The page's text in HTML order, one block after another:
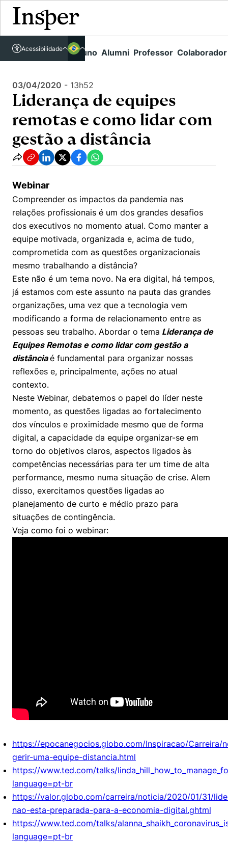
Links rápidos Aluno Alumni Professor Colaborador
Acessibilidade
Acessível em libras
Vestibular
Graduação
Todas as Engenharias
Engenharia de Computação
Engenharia de Produção
Engenharia Mecânica
Engenharia Mecatrônica
Pós-Graduação
Direito
Economia
Finanças
Negócios
Políticas Públicas
Sustentabilidade
Tecnologia e Dados
Educação Executiva
Busca por Áreas de Conhecimento
Quem Somos
Internacional
Núcleo de Carreiras
Hub de Inovação e Empreendedorismo
Como funciona
Prêmio Duda Ermírio de Moraes
Como funciona
Resolução Eficaz de Problemas
Oportunidade de Negócios
Trabalhe conosco
Sala de Imprensa
Comunidade Transforme
Missão
Projetos Sociais
Pesquisa
Pesquisa no Insper
Centros de Conhecimento
Cátedras
Centro de Dados e IA
Biblioteca Telles
Repositório Institucional
Pesquisa na Graduação
Seminários Acadêmicos
Comitê de Ética em Pesquisa
Conteúdos
Carreiras e Cursos
Eventos
Newsletters
Youtube
Instagram
Linkedin
Unidades Acadêmicas
Gestão e Economia
Direito
Corpo Docente
Busca por docentes
Áreas de Conhecimento
Prêmios de Excelência
Ensino e aprendizagem
Fale Conosco
Atendimento
Visite o Insper
Canal de Ética
Ouvidoria
Portal da Privacidade
Insper - Home Page\Agenda de Eventos - arquivo \
Liderança de equipes remotas e como lidar com gestão a distância
03/04/2020 - 13h52
Liderança de equipes
remotas e como lidar com
gestão a distância
Webinar
Compreender os impactos da pandemia nas
relações profissionais é um dos grandes desafios
dos executivos no momento atual. Como manter a
equipe motivada, organizada e, acima de tudo,
comprometida com as questões organizacionais
mesmo trabalhando a distância?
Este não é um tema novo. Na era digital, há tempos,
já estamos com este assunto na pauta das grandes
organizações, uma vez que a tecnologia vem
modificando a forma de relacionamento entre as
pessoas seu trabalho. Abordar o tema Liderança de
Equipes Remotas e como lidar com gestão a
distância é fundamental para organizar nossas
reflexões e, principalmente, ações no atual
contexto.
Neste Webinar, debatemos o papel do líder neste
momento, as questões ligadas ao fortalecimento
dos vínculos e proximidade mesmo que de forma
digital, a capacidade da equipe organizar-se em
torno do objetivos claros, aspectos ligados às
competências necessárias para ter um time de alta
performance, mesmo numa situação de crise. Alem
disso, exercitamos questões ligadas ao
planejamento de curto e médio prazo para
situações de contingência.
Veja como foi o webinar:
https://epocanegocios.globo.com/Inspiracao/Carreira/
gerir-uma-equipe-distancia.html
https://www.ted.com/talks/
language=pt-br
https://valor.globo.com/carreira/noticia/2020/01/31/
nao-esta-preparada-para-a-economia-digital.ghtml
https://www.ted.com/talks/
language=pt-br